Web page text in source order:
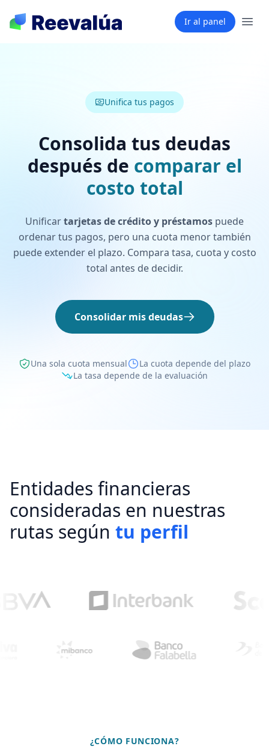
Ir al panel
Unifica tus pagos
Consolida tus deudas
después de comparar el
costo total
Unificartarjetas de crédito y préstamos puede
ordenar tus pagos, pero una cuota menor también
puede extender el plazo. Compara tasa, cuota y costo
total antes de decidir.
Consolidar mis deudas
Una sola cuota mensual
La cuota depende del plazo
La tasa depende de la evaluación
Entidades financieras
consideradas en nuestras
rutas según tu perfil
¿CÓMO FUNCIONA?